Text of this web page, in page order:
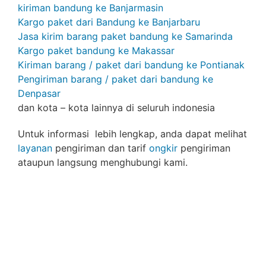
kiriman bandung ke Banjarmasin
Kargo paket dari Bandung ke Banjarbaru
Jasa kirim barang paket bandung ke Samarinda
Kargo paket bandung ke Makassar
Kiriman barang / paket dari bandung ke Pontianak
Pengiriman barang / paket dari bandung ke
Denpasar
dan kota – kota lainnya di seluruh indonesia
Untuk informasi lebih lengkap, anda dapat melihat
layanan pengiriman dan tarif ongkir pengiriman
ataupun langsung menghubungi kami.